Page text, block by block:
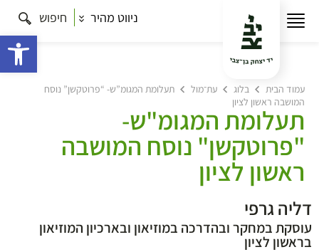
ניווט מהיר חיפוש
עמוד הבית בלוג עת־מול
תעלומת המגומ”ש- “פרוטקשן” נוסח
המושבה ראשון לציון
תעלומת המגומ"ש-
"פרוטקשן" נוסח המושבה
ראשון לציון
דליה גרפי
עוסקת במחקר ובהדרכה במוזיאון ובארכיון המוזיאון
בראשון לציון